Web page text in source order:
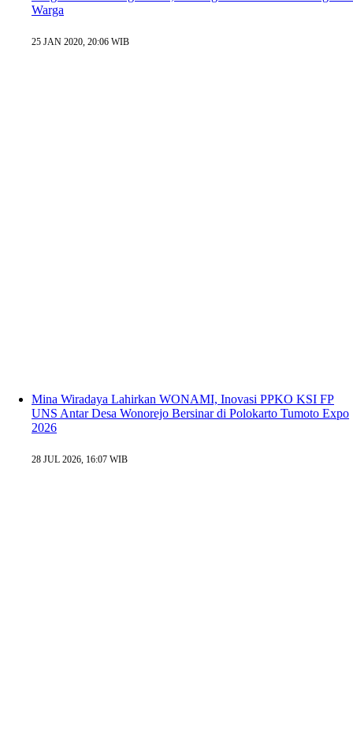
Warga
25 JAN 2020, 20:06 WIB
Mina Wiradaya Lahirkan WONAMI, Inovasi PPKO KSI FP
UNS Antar Desa Wonorejo Bersinar di Polokarto Tumoto Expo
2026
28 JUL 2026, 16:07 WIB